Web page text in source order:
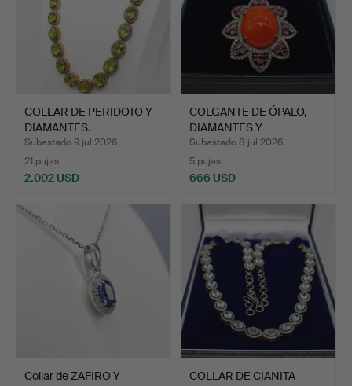
COLLAR DE PERIDOTO Y
DIAMANTES.
Subastado 9 jul 2026
21 pujas
2.002 USD
COLGANTE DE ÓPALO,
DIAMANTES Y
TURMALINA.
Subastado 8 jul 2026
5 pujas
666 USD
Collar de ZAFIRO Y
COLLAR DE CIANITA